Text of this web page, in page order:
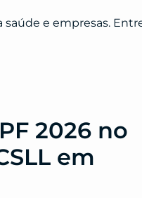
e empresas.
2026 no
em